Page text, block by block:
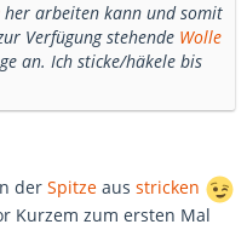
her arbeiten kann und somit
Verfügung stehende Wolle
an. Ich sticke/häkele bis
der Spitze aus stricken
Kurzem zum ersten Mal